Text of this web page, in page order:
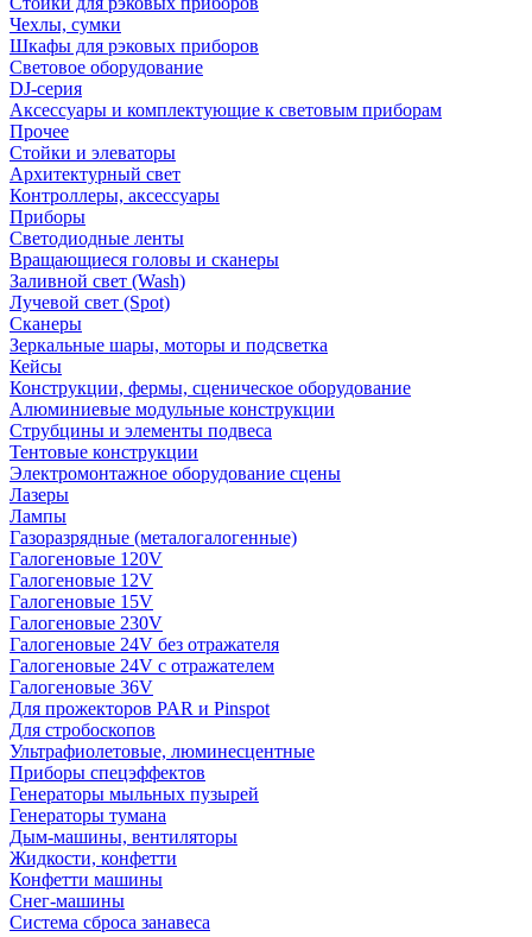
Чехлы, сумки
Шкафы для рэковых приборов
Световое оборудование
DJ-серия
Аксессуары и комплектующие к световым приборам
Прочее
Стойки и элеваторы
Архитектурный свет
Контроллеры, аксессуары
Приборы
Светодиодные ленты
Вращающиеся головы и сканеры
Заливной свет (Wash)
Лучевой свет (Spot)
Сканеры
Зеркальные шары, моторы и подсветка
Кейсы
Конструкции, фермы, сценическое оборудование
Алюминиевые модульные конструкции
Струбцины и элементы подвеса
Тентовые конструкции
Электромонтажное оборудование сцены
Лазеры
Лампы
Газоразрядные (металогалогенные)
Галогеновые 120V
Галогеновые 12V
Галогеновые 15V
Галогеновые 230V
Галогеновые 24V без отражателя
Галогеновые 24V с отражателем
Галогеновые 36V
Для прожекторов PAR и Pinspot
Для стробоскопов
Ультрафиолетовые, люминесцентные
Приборы спецэффектов
Генераторы мыльных пузырей
Генераторы тумана
Дым-машины, вентиляторы
Жидкости, конфетти
Конфетти машины
Снег-машины
Система сброса занавеса